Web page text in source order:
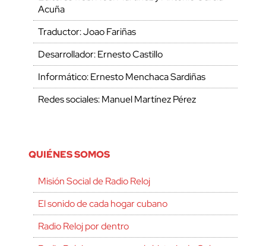
Acuña
Traductor: Joao Fariñas
Desarrollador: Ernesto Castillo
Informático: Ernesto Menchaca Sardiñas
Redes sociales: Manuel Martínez Pérez
QUIÉNES SOMOS
Misión Social de Radio Reloj
El sonido de cada hogar cubano
Radio Reloj por dentro